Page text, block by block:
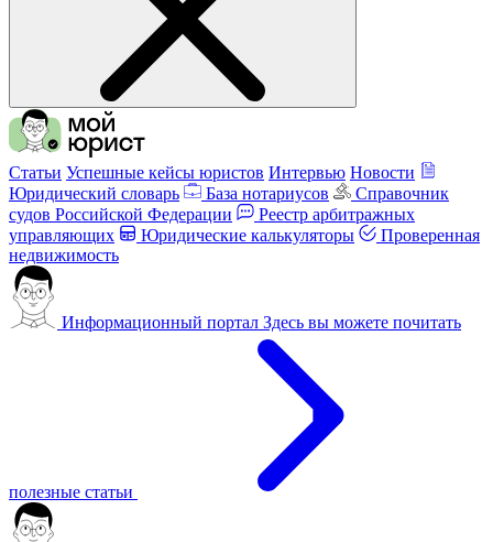
Статьи Успешные кейсы юристов Интервью Новости
Юридический словарь
База нотариусов
Справочник
судов Российской Федерации
Реестр арбитражных
управляющих
Юридические калькуляторы
Проверенная
недвижимость
Информационный портал Здесь вы можете почитать
полезные статьи